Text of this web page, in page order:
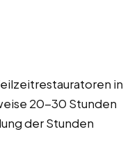
in
20-30 Stunden
der Stunden